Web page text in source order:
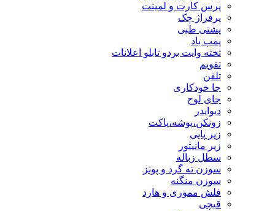
پرس کارت و لمینت
پرفراژ چک
پشتی طبی
پمپ باد
تخته وایت بردو تابلو اعلانات
تقویم
تلفن
جا خودکاری
جای لوح
دیوایدر
زونکن،پوشه،پاکت
زیر پایی
زیر مانیتور
سطل زباله
سوزن ته گرد و پونز
سوزن منگنه
فلش مموری و هارد
قیچی